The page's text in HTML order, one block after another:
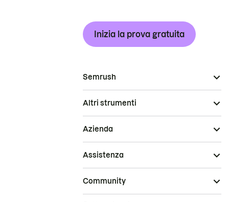
Inizia la prova gratuita
Semrush
Altri strumenti
Azienda
Assistenza
Community